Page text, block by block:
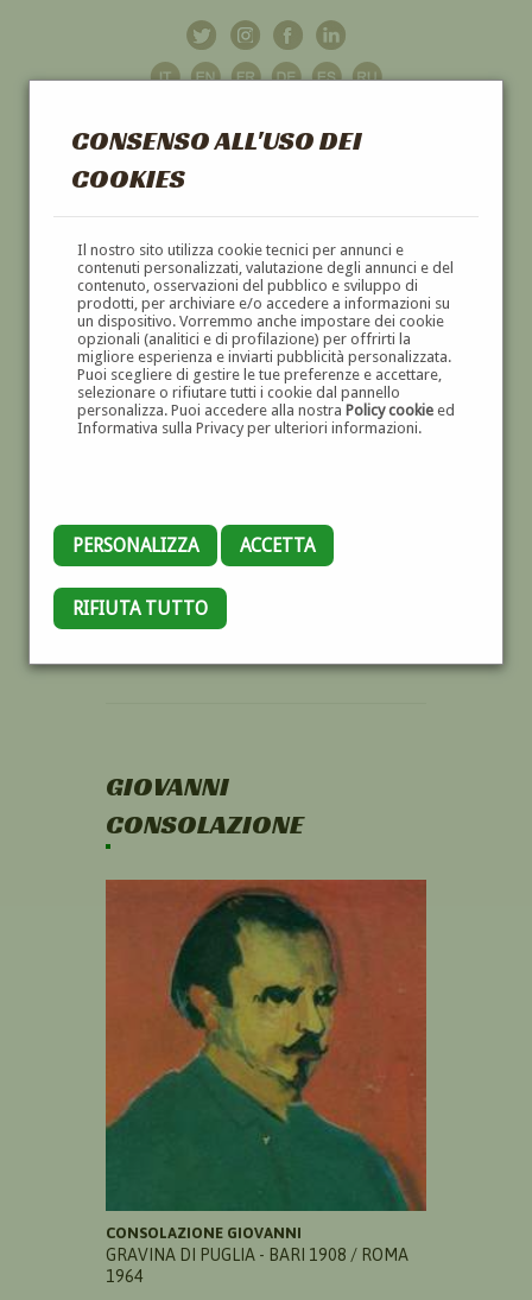
CONSENSO ALL'USO DEI
COOKIES
Il nostro sito utilizza cookie tecnici per annunci e
contenuti personalizzati, valutazione degli annunci e del
contenuto, osservazioni del pubblico e sviluppo di
prodotti, per archiviare e/o accedere a informazioni su
un dispositivo. Vorremmo anche impostare dei cookie
opzionali (analitici e di profilazione) per offrirti la
migliore esperienza e inviarti pubblicità personalizzata.
Puoi scegliere di gestire le tue preferenze e accettare,
selezionare o rifiutare tutti i cookie dal pannello
personalizza. Puoi accedere alla nostra Policy cookieed
Informativa sulla Privacy per ulteriori informazioni.
PERSONALIZZA ACCETTA
RIFIUTA TUTTO
GALLERIAD'ARTE
DIPINTI E SCULTURE '800 E '900
GIOVANNI
CONSOLAZIONE
CONSOLAZIONE GIOVANNI
GRAVINA DI PUGLIA - BARI 1908 / ROMA
1964